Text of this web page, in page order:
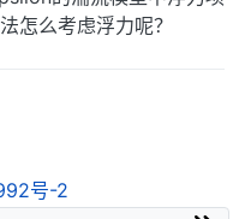
怎么考虑浮力呢？
号-2